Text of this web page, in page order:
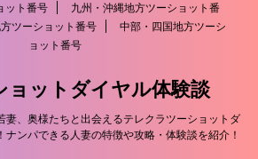
ット番号
九州・沖縄地方ツーショット番
ツーショット番号
中部・四国地方ツーシ
ョット番号
ョットダイヤル体験談
妻、奥様たちと出会えるテレクラツーショットダ
ナンパできる人妻の特徴や攻略・体験談を紹介！